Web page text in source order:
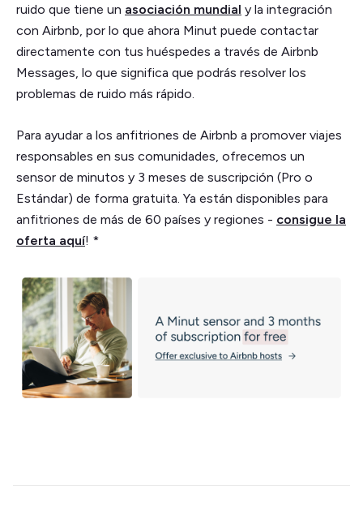
ruido que tiene un asociación mundial y la integración
con Airbnb, por lo que ahora Minut puede contactar
directamente con tus huéspedes a través de Airbnb
Messages, lo que significa que podrás resolver los
problemas de ruido más rápido.
Para ayudar a los anfitriones de Airbnb a promover viajes
responsables en sus comunidades, ofrecemos un
sensor de minutos y 3 meses de suscripción (Pro o
Estándar) de forma gratuita. Ya están disponibles para
anfitriones de más de 60 países y regiones - consigue la
oferta aquí! *